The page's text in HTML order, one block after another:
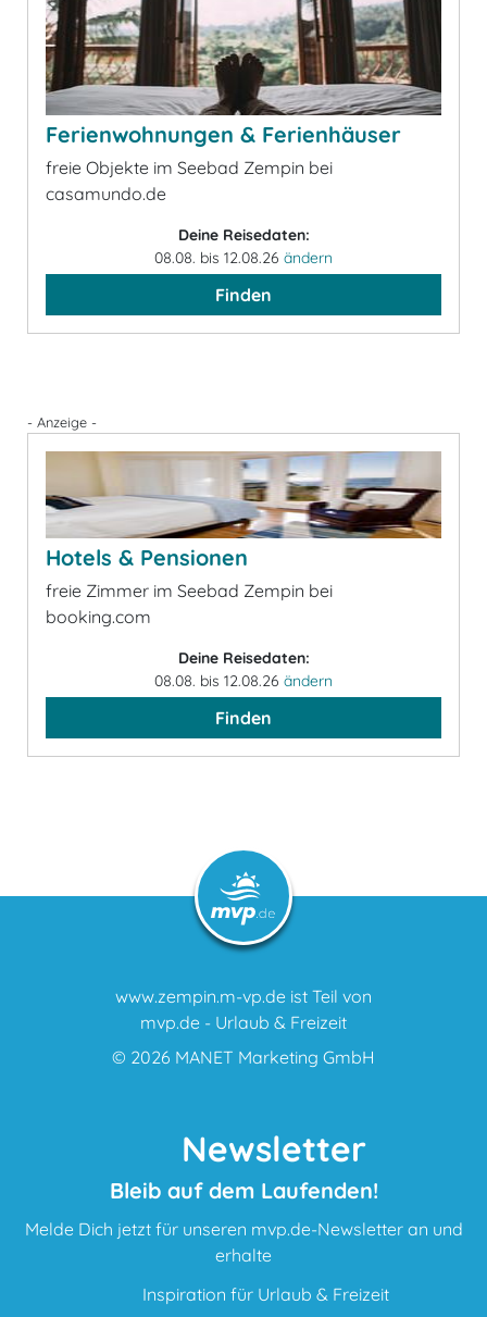
Ferienwohnungen & Ferienhäuser
freie Objekte im Seebad Zempin bei
casamundo.de
Deine Reisedaten:
08.08. bis 12.08.26 ändern
Finden
- Anzeige -
Hotels & Pensionen
freie Zimmer im Seebad Zempin bei
booking.com
Deine Reisedaten:
08.08. bis 12.08.26 ändern
Finden
www.zempin.m-vp.de ist Teil von
mvp.de - Urlaub & Freizeit
© 2026 MANET Marketing GmbH
Newsletter
Bleib auf dem Laufenden!
Melde Dich jetzt für unseren mvp.de-Newsletter an und
erhalte
Inspiration für Urlaub & Freizeit